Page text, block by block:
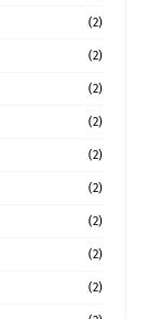
(2)
(2)
(2)
(2)
(2)
(2)
(2)
(2)
(2)